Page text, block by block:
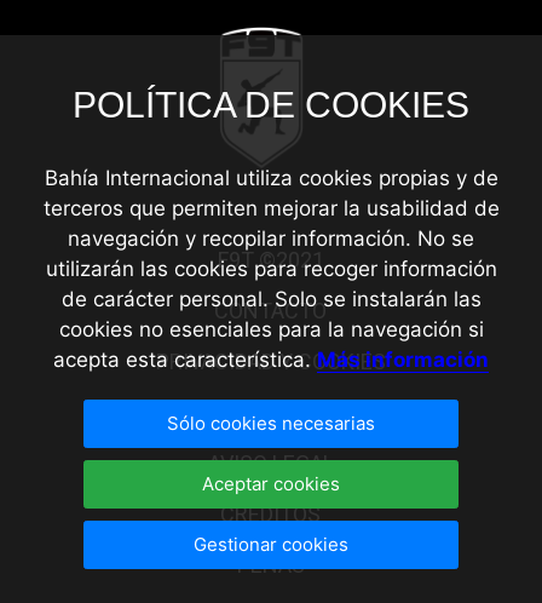
POLÍTICA DE COOKIES
Bahía Internacional utiliza cookies propias y de
terceros que permiten mejorar la usabilidad de
navegación y recopilar información. No se
utilizarán las cookies para recoger información
de carácter personal. Solo se instalarán las
cookies no esenciales para la navegación si
acepta esta característica.Más información
Sólo cookies necesarias
Aceptar cookies
Gestionar cookies
F9T ©️2021
CONTACTO
PRIVACIDAD Y COOKIES
PRIVACIDAD
AVISO LEGAL
CRÉDITOS
PEÑAS